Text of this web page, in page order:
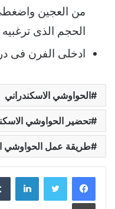
من العجين
الحجم الذى
ادخلى الفرن فى
الحواوشي الاسكندراني
تحضير الحواوشي
طريقة عمل الحواوشي
طباعة